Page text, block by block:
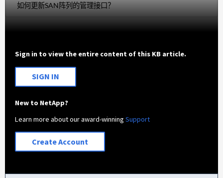
如何更新SAN阵列的管理接口？
Sign in to view the entire content of this KB article.
SIGN IN
New to NetApp?
Learn more about our award-winningSupport
Create Account